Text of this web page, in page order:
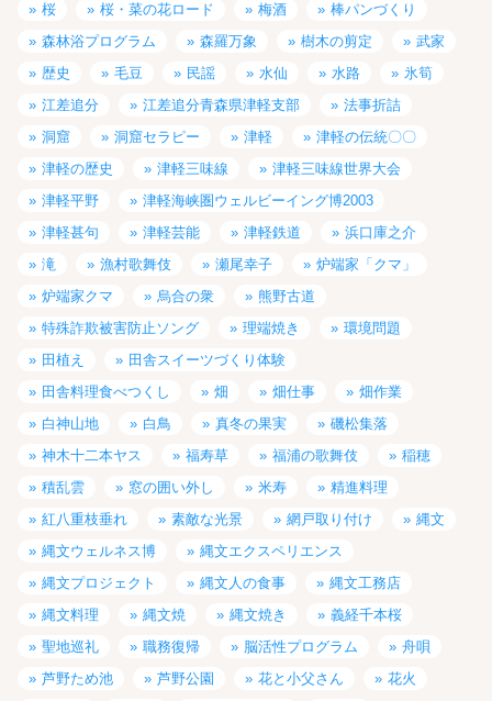
桜 桜・菜の花ロード 梅酒
棒パンづくり
森林浴プログラム
森羅万象 樹木の剪定
武家
歴史
毛豆 民謡 水仙 水路
氷筍
江差追分
江差追分青森県津軽支部
法事折詰
洞窟
洞窟セラピー 津軽
津軽の伝統〇〇
津軽の歴史
津軽三味線
津軽三味線世界大会
津軽平野
津軽海峡圏ウェルビーイング博2003
津軽甚句
津軽芸能 津軽鉄道
浜口庫之介
滝
漁村歌舞伎 瀬尾幸子
炉端家「クマ」
炉端家クマ
烏合の衆
熊野古道
特殊詐欺被害防止ソング
理端焼き
環境問題
田植え
田舎スイーツづくり体験
田舎料理食べつくし
畑 畑仕事
畑作業
白神山地
白鳥 真冬の果実
磯松集落
神木十二本ヤス
福寿草 福浦の歌舞伎
稲穂
積乱雲
窓の囲い外し 米寿
精進料理
紅八重枝垂れ
素敵な光景 網戸取り付け
縄文
縄文ウェルネス博
縄文エクスペリエンス
縄文プロジェクト
縄文人の食事
縄文工務店
縄文料理
縄文焼 縄文焼き
義経千本桜
聖地巡礼
職務復帰 脳活性プログラム
舟唄
芦野ため池
芦野公園 花と小父さん
花火